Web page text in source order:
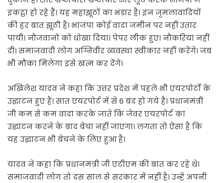
इकट्ठा हो रहे हैं। यह महाझूठों का भंडार है। इन जुमलावादियों
की हर बात झूठी है। भाजपा कोई वादा जमीन पर नहीं उतार
पायी। नौजवानों को धोखा दिया। पेपर लीक हुए। नौकरियां नहीं
दी। समाजवादी लोग अग्निवीर व्यवस्था स्वीकार नहीं करेंगे। जब
भी मौका मिलेगा इसे खत्म कर देंगे।
अखिलेश यादव ने कहा कि उत्तर प्रदेश में पहले भी एयरपोर्टो के
उद्घाटन हुए है। सात एयरपोर्ट में से 6 बंद हो गये हैं। प्रधानमंत्री
जी कम से कम वादा करके जाते कि जेवर एयरपोर्ट का
उद्घाटन करने के बाद बेचा नहीं जाएगा। लगता तो ऐसा है कि
यह उद्घाटन भी बेचने के लिए हुआ है।
यादव ने कहा कि प्रधानमंत्री जी एटीएम की बात कर रहे थे।
समाजवादी लोग तो दस साल से सरकार में नहीं है। उन्हें अपनी